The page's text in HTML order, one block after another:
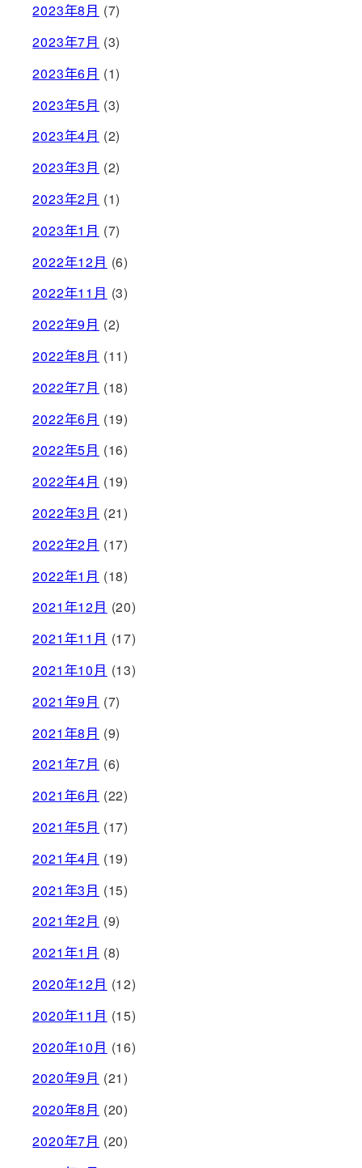
2023年8月 (7)
2023年7月 (3)
2023年6月 (1)
2023年5月 (3)
2023年4月 (2)
2023年3月 (2)
2023年2月 (1)
2023年1月 (7)
2022年12月 (6)
2022年11月 (3)
2022年9月 (2)
2022年8月 (11)
2022年7月 (18)
2022年6月 (19)
2022年5月 (16)
2022年4月 (19)
2022年3月 (21)
2022年2月 (17)
2022年1月 (18)
2021年12月 (20)
2021年11月 (17)
2021年10月 (13)
2021年9月 (7)
2021年8月 (9)
2021年7月 (6)
2021年6月 (22)
2021年5月 (17)
2021年4月 (19)
2021年3月 (15)
2021年2月 (9)
2021年1月 (8)
2020年12月 (12)
2020年11月 (15)
2020年10月 (16)
2020年9月 (21)
2020年8月 (20)
2020年7月 (20)